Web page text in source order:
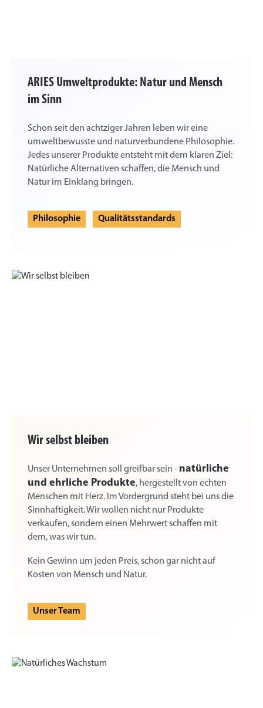
ARIES Umweltprodukte: Natur und Mensch
im Sinn
Schon seit den achtziger Jahren leben wir eine
umweltbewusste und naturverbundene Philosophie.
Jedes unserer Produkte entsteht mit dem klaren Ziel:
Natürliche Alternativen schaffen, die Mensch und
Natur im Einklang bringen.
Philosophie Qualitätsstandards
Wir selbst bleiben
Unser Unternehmen soll greifbar sein - natürliche
und ehrliche Produkte, hergestellt von echten
Menschen mit Herz. Im Vordergrund steht bei uns die
Sinnhaftigkeit. Wir wollen nicht nur Produkte
verkaufen, sondern einen Mehrwert schaffen mit
dem, was wir tun.
Kein Gewinn um jeden Preis, schon gar nicht auf
Kosten von Mensch und Natur.
Unser Team